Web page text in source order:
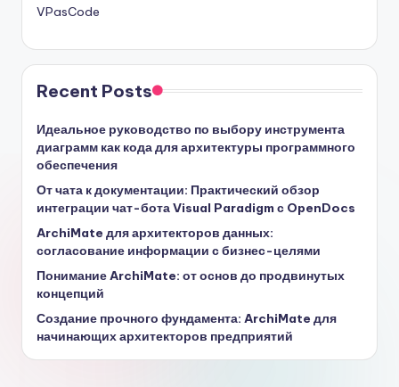
VPasCode
Recent Posts
Идеальное руководство по выбору инструмента
диаграмм как кода для архитектуры программного
обеспечения
От чата к документации: Практический обзор
интеграции чат-бота Visual Paradigm с OpenDocs
ArchiMate для архитекторов данных:
согласование информации с бизнес-целями
Понимание ArchiMate: от основ до продвинутых
концепций
Создание прочного фундамента: ArchiMate для
начинающих архитекторов предприятий